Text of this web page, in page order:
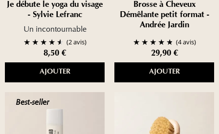
Je débute le yoga du visage
- Sylvie Lefranc
Un incontournable
(2 avis)
8,50 €
AJOUTER
Brosse à Cheveux
Démêlante petit format -
Andrée Jardin
(4 avis)
29,90 €
AJOUTER
Best-seller